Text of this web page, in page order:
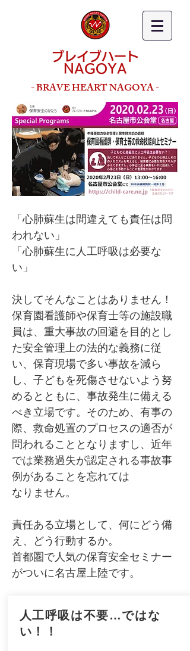
ブレイブハート
NAGOYA
- BRAVE HEART NAGOYA -
​​「心肺蘇生は間違えても責任は問
われない」
「心肺蘇生に人工呼吸は必要な
い」
決してそんなことはありません！
保育園看護師や保育士等の施設職
員は、重大事故の回避を目的とし
た安全管理上の法的な義務に従
い、保育現場で多い事故を減ら
し、子どもを死傷させないよう努
めるとともに、事故発生に備える
べき立場です。そのため、有事の
際、救命処置のプロセスの適否が
問われることとなりますし、近年
では業務過失が認定される事故事
例があることを忘れては
なりません。
責任ある立場として、何にどう備
え、どう行動するか。
首都圏で人気の保育安全セミナー
がついに名古屋上陸です。
人工呼吸は不要…ではな
い！！